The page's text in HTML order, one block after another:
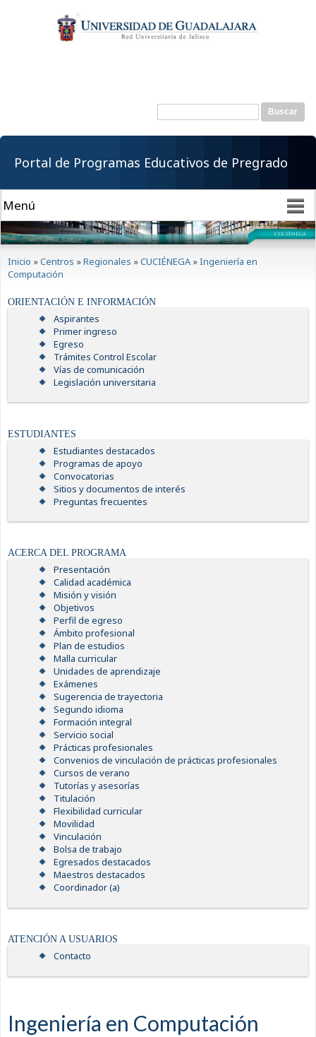
contenido
principal
Formulario de
Buscar
Portal de Programas Educativos de Pregrado
Inicio »Centros »Regionales »CUCIÉNEGA »Ingeniería en
Computación
ORIENTACIÓN E INFORMACIÓN
Aspirantes
Primer ingreso
Egreso
Trámites Control Escolar
Vías de comunicación
Legislación universitaria
ESTUDIANTES
Estudiantes destacados
Programas de apoyo
Convocatorias
Sitios y documentos de interés
Preguntas frecuentes
ACERCA DEL PROGRAMA
Presentación
Calidad académica
Misión y visión
Objetivos
Perfil de egreso
Ámbito profesional
Plan de estudios
Malla curricular
Unidades de aprendizaje
Exámenes
Sugerencia de trayectoria
Segundo idioma
Formación integral
Servicio social
Prácticas profesionales
Convenios de vinculación de prácticas profesionales
Cursos de verano
Tutorías y asesorías
Titulación
Flexibilidad curricular
Movilidad
Vinculación
Bolsa de trabajo
Egresados destacados
Maestros destacados
Coordinador (a)
ATENCIÓN A USUARIOS
Contacto
Ingeniería en Computación